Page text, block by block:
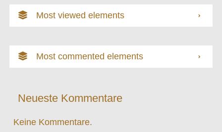
Most viewed elements
Most commented elements
Neueste Kommentare
Keine Kommentare.